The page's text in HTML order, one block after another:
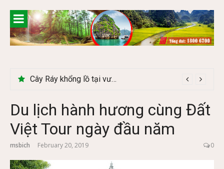
content
Cây Ráy khổng lồ tại vườn Quốc gia Cúc Phương
Du lịch hành hương cùng Đất
Việt Tour ngày đầu năm
msbich February 20, 2019 0